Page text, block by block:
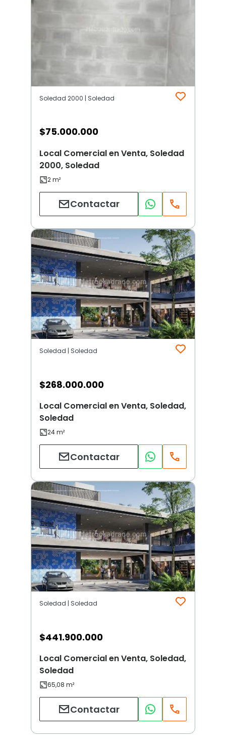
Soledad 2000 | Soledad
$75.000.000
Local Comercial en Venta, Soledad
2000, Soledad
Contactar
Soledad | Soledad
$268.000.000
Local Comercial en Venta, Soledad,
Soledad
Contactar
Soledad | Soledad
$441.900.000
Local Comercial en Venta, Soledad,
Soledad
Contactar